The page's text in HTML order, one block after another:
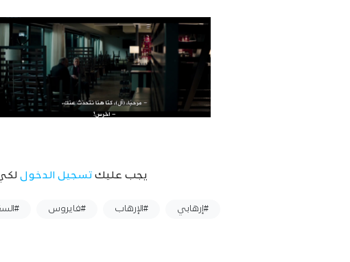
يجب عليك تسجيل الدخول
#إرهابي #الإرهاب #فايروس